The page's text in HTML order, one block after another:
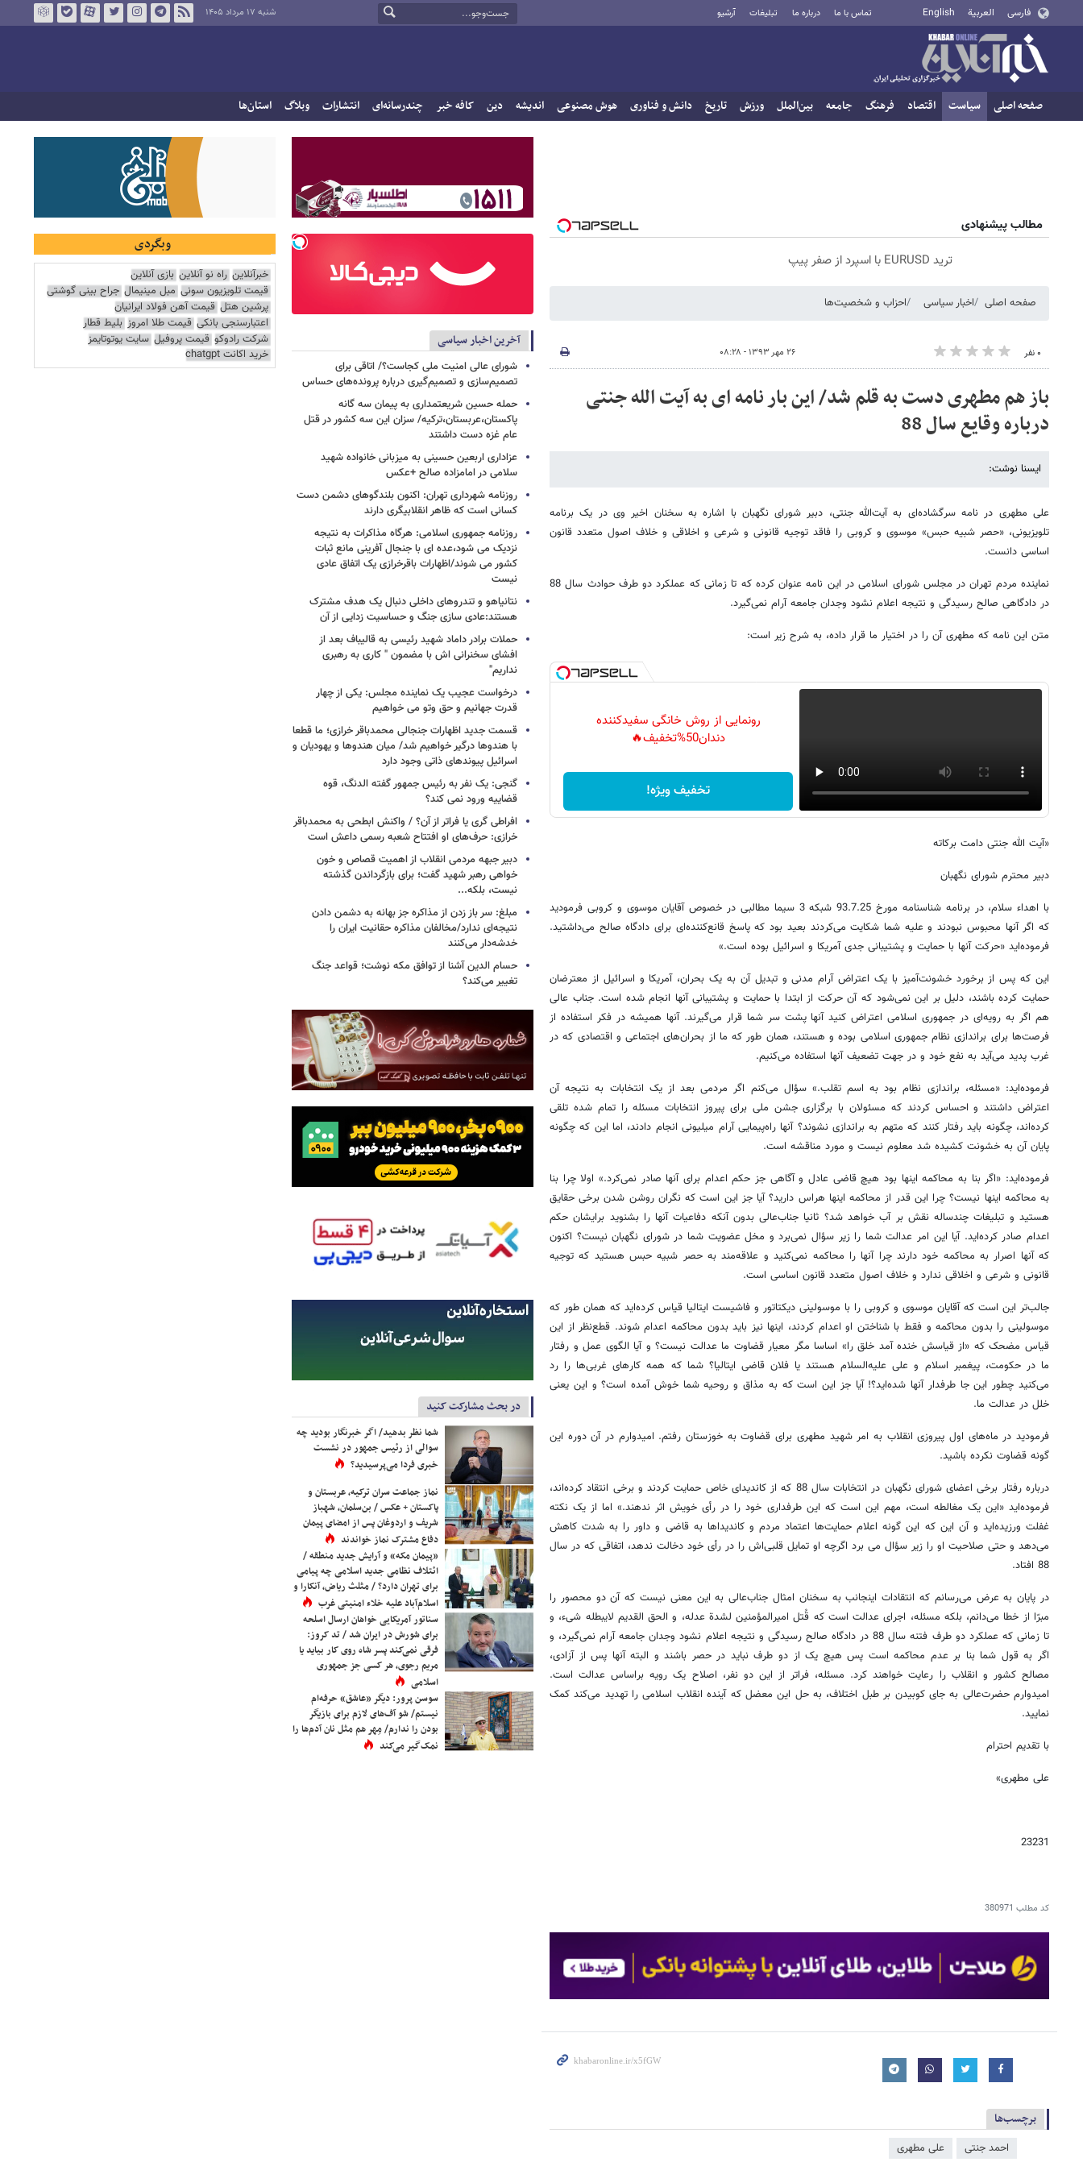
فارسی العربية English تماس با ما درباره ما تبلیغات آرشیو شنبه ۱۷ مرداد ۱۴۰۵
صفحه اصلی سیاست اقتصاد فرهنگ جامعه بین‌الملل ورزش تاریخ دانش و فناوری هوش مصنوعی اندیشه دین کافه خبر چندرسانه‌ای انتشارات وبلاگ استان‌ها
مطالب پیشنهادی
ترید EURUSD با اسپرد از صفر پیپ
صفحه اصلی اخبار سیاسی احزاب و شخصیت‌ها
۰ نفر ۲۶ مهر ۱۳۹۳ - ۰۸:۲۸
باز هم مطهری دست به قلم شد/ این بار نامه ای به آیت الله جنتی
درباره وقایع سال 88
ایسنا نوشت:
علی مطهری در نامه سرگشاده‌ای به آیت‌الله جنتی، دبیر شورای نگهبان با اشاره به سخنان اخیر وی در یک برنامه
تلویزیونی، «حصر شبیه حبس» موسوی و کروبی را فاقد توجیه قانونی و شرعی و اخلاقی و خلاف اصول متعدد قانون
اساسی دانست.
نماینده مردم تهران در مجلس شورای اسلامی در این نامه عنوان کرده که تا زمانی که عملکرد دو طرف حوادث سال 88
در دادگاهی صالح رسیدگی و نتیجه اعلام نشود وجدان جامعه آرام نمی‌گیرد.
متن این نامه که مطهری آن را در اختیار ما قرار داده، به شرح زیر است:
رونمایی از روش خانگی سفیدکننده
دندان50%تخفیف🔥
تخفیف ویژه!
«آیت الله جنتی دامت برکاته
دبیر محترم شورای نگهبان
با اهداء سلام، در برنامه شناسنامه مورخ 93.7.25 شبکه 3 سیما مطالبی در خصوص آقایان موسوی و کروبی فرمودید
که اگر آنها محبوس نبودند و علیه شما شکایت می‌کردند بعید بود که پاسخ قانع‌کننده‌ای برای دادگاه صالح می‌داشتید.
فرموده‌اید «حرکت آنها با حمایت و پشتیبانی جدی آمریکا و اسرائیل بوده است.»
این که پس از برخورد خشونت‌آمیز با یک اعتراض آرام مدنی و تبدیل آن به یک بحران، آمریکا و اسرائیل از معترضان
حمایت کرده‌ باشند، دلیل بر این نمی‌شود که آن حرکت از ابتدا با حمایت و پشتیبانی آنها انجام شده است. جناب عالی
هم اگر به رویه‌ای در جمهوری اسلامی اعتراض کنید آنها پشت سر شما قرار می‌گیرند. آنها همیشه در فکر استفاده از
فرصت‌ها برای براندازی نظام جمهوری اسلامی بوده و هستند، همان طور که ما از بحران‌های اجتماعی و اقتصادی که در
غرب پدید می‌آید به نفع خود و در جهت تضعیف آنها استفاده می‌کنیم.
فرموده‌اید: «مسئله، براندازی نظام بود به اسم تقلب.» سؤال می‌کنم اگر مردمی بعد از یک انتخابات به نتیجه آن
اعتراض داشتند و احساس کردند که مسئولان با برگزاری جشن ملی برای پیروز انتخابات مسئله را تمام شده تلقی
کرده‌اند، چگونه باید رفتار کنند که متهم به براندازی نشوند؟ آنها راه‌پیمایی آرام میلیونی انجام دادند، اما این که چگونه
پایان آن به خشونت کشیده شد معلوم نیست و مورد مناقشه است.
فرموده‌اید: «اگر بنا به محاکمه اینها بود هیچ قاضی عادل و آگاهی جز حکم اعدام برای آنها صادر نمی‌کرد.» اولا چرا بنا
به محاکمه اینها نیست؟ چرا این قدر از محاکمه اینها هراس دارید؟ آیا جز این است که نگران روشن شدن برخی حقایق
هستید و تبلیغات چندساله نقش بر آب خواهد شد؟ ثانیا جناب‌عالی بدون آنکه دفاعیات آنها را بشنوید برایشان حکم
اعدام صادر کرده‌اید. آیا این امر عدالت شما را زیر سؤال نمی‌برد و مخل عضویت شما در شورای نگهبان نیست؟ اکنون
که آنها اصرار به محاکمه خود دارند چرا آنها را محاکمه نمی‌کنید و علاقه‌مند به حصر شبیه حبس هستید که توجیه
قانونی و شرعی و اخلاقی ندارد و خلاف اصول متعدد قانون اساسی است.
جالب‌تر این است که آقایان موسوی و کروبی را با موسولینی دیکتاتور و فاشیست ایتالیا قیاس کرده‌اید که همان طور که
موسولینی را بدون محاکمه و فقط با شناختن او اعدام کردند، اینها نیز باید بدون محاکمه اعدام شوند. قطع‌نظر از این
قیاس مضحک که «از قیاسش خنده آمد خلق را» اساسا مگر معیار قضاوت ما عدالت نیست؟ و آیا الگوی عمل و رفتار
ما در حکومت، پیغمبر اسلام و علی علیه‌السلام هستند یا فلان قاضی ایتالیا؟ شما که همه کارهای غربی‌ها را رد
می‌کنید چطور این جا طرفدار آنها شده‌اید؟! آیا جز این است که به مذاق و روحیه شما خوش آمده است؟ و این یعنی
خلل در عدالت ما.
فرمودید در ماه‌های اول پیروزی انقلاب به امر شهید مطهری برای قضاوت به خوزستان رفتم. امیدوارم در آن دوره این
گونه قضاوت نکرده باشید.
درباره رفتار برخی اعضای شورای نگهبان در انتخابات سال 88 که از کاندیدای خاص حمایت کردند و برخی انتقاد کرده‌اند،
فرموده‌اید «این یک مغالطه است، ‌مهم این است که این طرفداری خود را در رأی خویش اثر ندهند.» اما از یک نکته
غفلت ورزیده‌اید و آن این که این گونه اعلام حمایت‌ها اعتماد مردم و کاندیداها به قاضی و داور را به شدت کاهش
می‌دهد و حتی صلاحیت او را زیر سؤال می برد اگرچه او تمایل قلبی‌اش را در رأی خود دخالت ندهد، اتفاقی که در سال
88 افتاد.
در پایان به عرض می‌رسانم که انتقادات اینجانب به سخنان امثال جناب‌عالی به این معنی نیست که آن دو محصور را
مبرّا از خطا می‌دانم، بلکه مسئله، اجرای عدالت است که قُتل امیرالمؤمنین لشدة عدله، و الحق القدیم لایبطله شیء، و
تا زمانی که عملکرد دو طرف فتنه سال 88 در دادگاه صالح رسیدگی و نتیجه اعلام نشود وجدان جامعه آرام نمی‌گیرد، و
اگر به قول شما بنا بر عدم محاکمه است پس هیچ یک از دو طرف نباید در حصر باشند و البته آنها پس از آزادی،
مصالح کشور و انقلاب را رعایت خواهند کرد. مسئله، فراتر از این دو نفر، اصلاح یک رویه براساس عدالت است.
امیدوارم حضرت‌عالی به جای کوبیدن بر طبل اختلاف،‌ به حل این معضل که آینده انقلاب اسلامی را تهدید می‌کند کمک
نمایید.
با تقدیم احترام
علی مطهری»
23231
کد مطلب 380971
برچسب‌ها
احمد جنتی علی مطهری
آخرین اخبار سیاسی
شورای عالی امنیت ملی کجاست؟/ اتاقی برای
تصمیم‌سازی و تصمیم‌گیری درباره پرونده‌های حساس
حمله حسین شریعتمداری به پیمان سه گانه
پاکستان،عربستان،ترکیه/ سزان این سه کشور در قتل
عام غزه دست داشتند
عزاداری اربعین حسینی به میزبانی خانواده شهید
سلامی در امامزاده صالح +عکس
روزنامه شهرداری تهران: اکنون بلندگوهای دشمن دست
کسانی است که ظاهر انقلابیگری دارند
روزنامه جمهوری اسلامی: هرگاه مذاکرات به نتیجه
نزدیک می شود،عده ای با جنجال آفرینی مانع ثبات
کشور می شوند/اظهارات باقرخرازی یک اتفاق عادی
نیست
نتانیاهو و تندروهای داخلی دنبال یک هدف مشترک
هستند:عادی سازی جنگ و حساسیت زدایی از آن
حملات برادر داماد شهید رئیسی به قالیباف بعد از
افشای سخنرانی اش با مضمون " کاری به رهبری
نداریم"
درخواست عجیب یک نماینده مجلس: یکی از چهار
قدرت جهانیم و حق وتو می خواهیم
قسمت جدید اظهارات جنجالی محمدباقر خرازی؛ ما قطعا
با هندوها درگیر خواهیم شد/ میان هندوها و یهودیان و
اسرائیل پیوندهای ذاتی وجود دارد
گنجی: یک نفر به رئیس جمهور گفته الدنگ، قوه
قضاییه ورود نمی کند؟
افراطی گری یا فراتر از آن؟ / واکنش ابطحی به محمدباقر
خرازی: حرف‌های او افتتاح شعبه رسمی داعش است
دبیر جبهه مردمی انقلاب از اهمیت قصاص و خون
خواهی رهبر شهید گفت؛ برای بازگرداندن گذشته
نیست، بلکه...
مبلغ: سر باز زدن از مذاکره‌ جز بهانه به دشمن دادن
نتیجه‌ای ندارد/مخالفان مذاکره حقانیت ایران را
خدشه‌دار می‌کنند
حسام الدین آشنا از توافق مکه نوشت؛ قواعد جنگ
تغییر می‌کند؟
در بحث مشارکت کنید
شما نظر بدهید/ اگر خبرنگار بودید چه
سوالی از رئیس جمهور در نشست
خبری فردا می‌پرسیدید؟
نماز جماعت سران ترکیه، عربستان و
پاکستان + عکس / بن‌سلمان، شهباز
شریف و اردوغان پس از امضای پیمان
دفاع مشترک نماز خواندند
«پیمان مکه» و آرایش جدید منطقه /
ائتلاف نظامی جدید اسلامی چه پیامی
برای تهران دارد؟ / مثلث ریاض، آنکارا و
اسلام‌آباد علیه خلاء امنیتی غرب
سناتور آمریکایی خواهان ارسال اسلحه
برای شورش در ایران شد / تد کروز:
فرقی نمی‌کند پسر شاه روی کار بیاید یا
مریم رجوی، هر کسی جز جمهوری
اسلامی
سوسن پرور: دیگر «عاشق» حرفه‌ام
نیستم/ شو آف‌های لازم برای بازیگر
بودن را ندارم/ مِهر هم مثل نان آدم‌ها را
نمک‌گیر می‌کند
وبگردی
خبرآنلاین راه نو آنلاین بازی آنلاین
قیمت تلویزیون سونی مبل مینیمال جراح بینی گوشتی
پرشین هتل قیمت آهن فولاد ایرانیان
اعتبارسنجی بانکی قیمت طلا امروز بلیط قطار
شرکت رادوکو قیمت پروفیل سایت یوتوتایمز
خرید اکانت chatgpt